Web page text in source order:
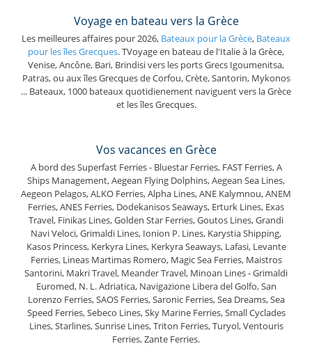
Voyage en bateau vers la Grèce
Les meilleures affaires pour 2026, Bateaux pour la Grèce, Bateaux
pour les îles Grecques. TVoyage en bateau de l'Italie à la Grèce,
Venise, Ancône, Bari, Brindisi vers les ports Grecs Igoumenitsa,
Patras, ou aux îles Grecques de Corfou, Crète, Santorin, Mykonos
... Bateaux, 1000 bateaux quotidienement naviguent vers la Grèce
et les îles Grecques.
Vos vacances en Grèce
A bord des Superfast Ferries - Bluestar Ferries, FAST Ferries, A
Ships Management, Aegean Flying Dolphins, Aegean Sea Lines,
Aegeon Pelagos, ALKO Ferries, Alpha Lines, ANE Kalymnou, ANEM
Ferries, ANES Ferries, Dodekanisos Seaways, Erturk Lines, Exas
Travel, Finikas Lines, Golden Star Ferries, Goutos Lines, Grandi
Navi Veloci, Grimaldi Lines, Ionion P. Lines, Karystia Shipping,
Kasos Princess, Kerkyra Lines, Kerkyra Seaways, Lafasi, Levante
Ferries, Lineas Martimas Romero, Magic Sea Ferries, Maistros
Santorini, Makri Travel, Meander Travel, Minoan Lines - Grimaldi
Euromed, N. L. Adriatica, Navigazione Libera del Golfo, San
Lorenzo Ferries, SAOS Ferries, Saronic Ferries, Sea Dreams, Sea
Speed Ferries, Sebeco Lines, Sky Marine Ferries, Small Cyclades
Lines, Starlines, Sunrise Lines, Triton Ferries, Turyol, Ventouris
Ferries, Zante Ferries.